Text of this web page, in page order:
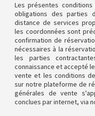
Les présentes
obligations des parties
distance de services
les coordonnées sont
confirmation de
nécessaires à la
les parties
connaissance et accepté
vente et les conditions
sur notre plateforme de
générales de vente
conclues par internet, via